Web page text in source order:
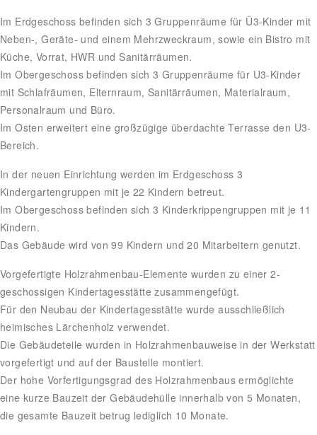
Im Erdgeschoss befinden sich 3 Gruppenräume für Ü3-Kinder mit
Neben-, Geräte- und einem Mehrzweckraum, sowie ein Bistro mit
Küche, Vorrat, HWR und Sanitärräumen.
Im Obergeschoss befinden sich 3 Gruppenräume für U3-Kinder
mit Schlafräumen, Elternraum, Sanitärräumen, Materialraum,
Personalraum und Büro.
Im Osten erweitert eine großzügige überdachte Terrasse den U3-
Bereich.
In der neuen Einrichtung werden im Erdgeschoss 3
Kindergartengruppen mit je 22 Kindern betreut.
Im Obergeschoss befinden sich 3 Kinderkrippengruppen mit je 11
Kindern.
Das Gebäude wird von 99 Kindern und 20 Mitarbeitern genutzt.
Vorgefertigte Holzrahmenbau-Elemente wurden zu einer 2-
geschossigen Kindertagesstätte zusammengefügt.
Für den Neubau der Kindertagesstätte wurde ausschließlich
heimisches Lärchenholz verwendet.
Die Gebäudeteile wurden in Holzrahmenbauweise in der Werkstatt
vorgefertigt und auf der Baustelle montiert.
Der hohe Vorfertigungsgrad des Holzrahmenbaus ermöglichte
eine kurze Bauzeit der Gebäudehülle innerhalb von 5 Monaten,
die gesamte Bauzeit betrug lediglich 10 Monate.